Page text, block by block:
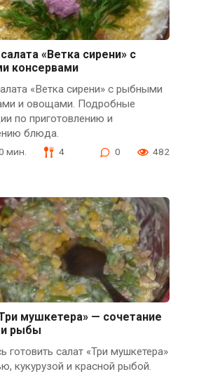
«Ветка сирени» с
консервами
«Ветка сирени» с рыбными
и овощами. Подробные
по приготовлению и
блюда.
мин. 4 0 482
мушкетера» — сочетание
рыбы
готовить салат «Три мушкетера»
кукурузой и красной рыбой.